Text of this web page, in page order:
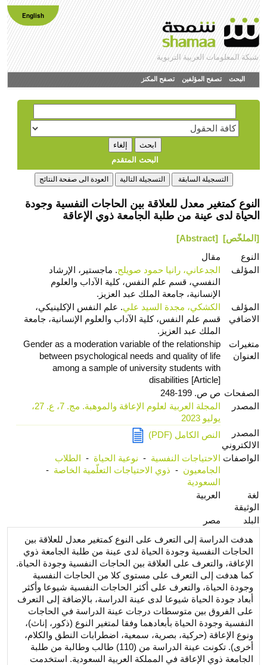
English
شبكة المعلومات العربية التربوية
البحث تصفح المؤلفين تصفح المكنز
البحث المتقدم
النوع كمتغير معدل للعلاقة بين الحاجات النفسية وجودة
الحياة لدى عينة من طلبة الجامعة ذوي الإعاقة
[الملخّص] [Abstract]
النوع
مقال
المؤلف
الجدعاني، رانيا حمود صويلح. ماجستير، الإرشاد
النفسي، قسم علم النفس، كلية الآداب والعلوم
الإنسانية، جامعة الملك عبد العزيز.
المؤلف
الاضافي
الكشكي، مجدة السيد علي. علم النفس الإكلينيكي،
قسم علم النفس، كلية الآداب والعلوم الإنسانية، جامعة
الملك عبد العزيز.
متغيرات
العنوان
Gender as a moderation variable of the relationship
between psychological needs and quality of life
among a sample of university students with
disabilities [Article]
الصفحات ص ص. 199-248
المصدر
المجلة العربية لعلوم الإعاقة والموهبة. مج. 7، ع. 27،
يوليو 2023
المصدر
الالكتروني
النص الكامل (PDF)
الواصفات الاحتياجات النفسية - نوعية الحياة - الطلاب
الجامعيون - ذوي الاحتياجات التعلّمية الخاصة -
السعودية
لغة
الوثيقة
العربية
البلد
مصر
هدفت الدراسة إلى التعرف على النوع كمتغير معدل للعلاقة بين
الحاجات النفسية وجودة الحياة لدى عينة من طلبة الجامعة ذوي
الإعاقة، والتعرف على العلاقة بين الحاجات النفسية وجودة الحياة.
كما هدفت إلى التعرف على مستوى كلا من الحاجات النفسية
وجودة الحياة، والتعرف على أكثر الحاجات النفسية شيوعا وأكثر
أبعاد جودة الحياة شيوعا لدى عينة الدراسة، بالإضافة إلى التعرف
على الفروق بين متوسطات درجات عينة الدراسة في الحاجات
النفسية وجودة الحياة بأبعادهما وفقا لمتغير النوع (ذكور، إناث)،
ونوع الإعاقة (حركية، بصرية، سمعية، اضطرابات النطق والكلام،
أخرى). تكونت عينة الدراسة من (110) طالب وطالبة من طلبة
الجامعة ذوي الإعاقة في المملكة العربية السعودية. استخدمت